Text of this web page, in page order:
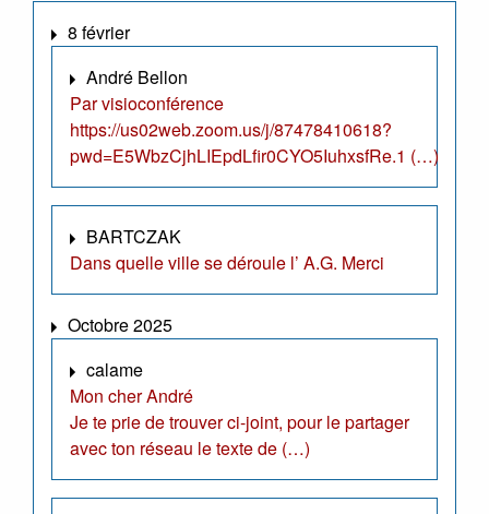
8 février
André Bellon
Par visioconférence
https://us02web.zoom.us/j/87478410618?
pwd=E5WbzCjhLIEpdLfir0CYO5IuhxsfRe.1 (…)
BARTCZAK
Dans quelle ville se déroule l’ A.G. Merci
Octobre 2025
calame
Mon cher André
Je te prie de trouver ci-joint, pour le partager
avec ton réseau le texte de (…)